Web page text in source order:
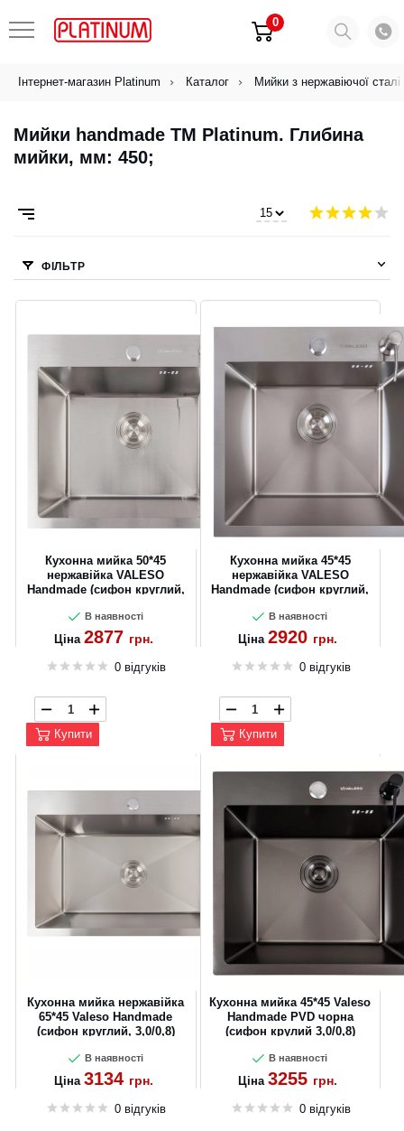
0
Інтернет-магазин Platinum Каталог Мийки з нержавіючої сталі
Мийки handmade ТМ Platinum. Глибина
мийки, мм: 450;
ФІЛЬТР
Кухонна мийка 50*45
нержавійка VALESO
Handmade (сифон круглий,
В наявності
Ціна 2877 грн.
0 відгуків
Купити
Кухонна мийка 45*45
нержавійка VALESO
Handmade (сифон круглий,
В наявності
Ціна 2920 грн.
0 відгуків
Купити
Кухонна мийка нержавійка
65*45 Valeso Handmade
(сифон круглий, 3,0/0,8)
В наявності
Ціна 3134 грн.
0 відгуків
Кухонна мийка 45*45 Valeso
Handmade PVD чорна
(сифон крулий 3,0/0,8)
В наявності
Ціна 3255 грн.
0 відгуків